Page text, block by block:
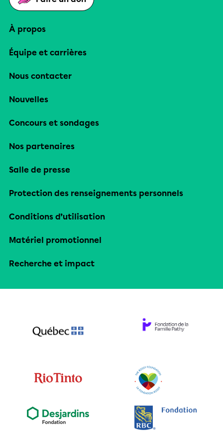
À propos
Équipe et carrières
Nous contacter
Nouvelles
Concours et sondages
Nos partenaires
Salle de presse
Protection des renseignements personnels
Conditions d’utilisation
Matériel promotionnel
Recherche et impact